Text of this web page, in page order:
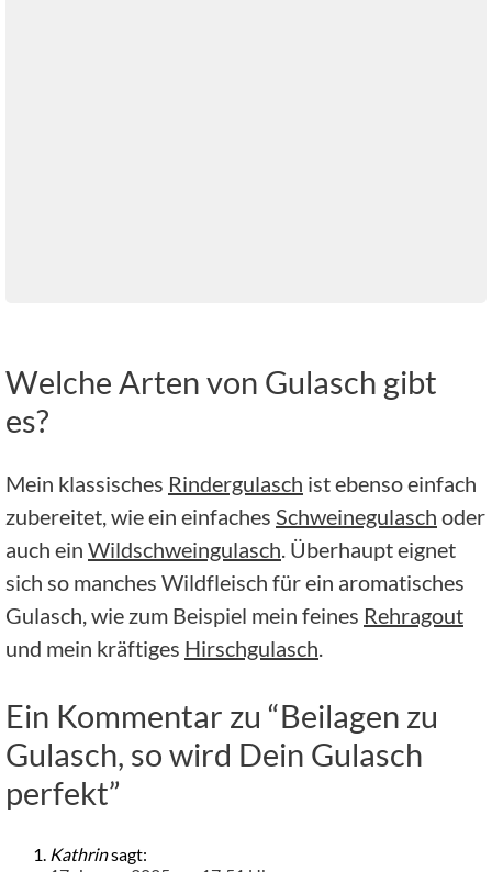
Welche Arten von Gulasch gibt
es?
Mein klassisches Rindergulasch ist ebenso einfach
zubereitet, wie ein einfaches Schweinegulasch oder
auch ein Wildschweingulasch . Überhaupt eignet
sich so manches Wildfleisch für ein aromatisches
Gulasch, wie zum Beispiel mein feines Rehragout
und mein kräftiges Hirschgulasch
Ein Kommentar zu “Beilagen zu
Gulasch, so wird Dein Gulasch
perfekt”
Kathrinsagt: